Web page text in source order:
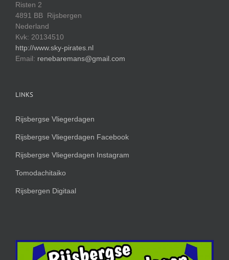
Risten 2
4891 BB Rijsbergen
Nederland
Kvk: 20134510
http://www.sky-pirates.nl
Email: renebaremans@gmail.com
LINKS
Rijsbergse Vliegerdagen
Rijsbergse Vliegerdagen Facebook
Rijsbergse Vliegerdagen Instagram
Tomodachitaiko
Rijsbergen Digitaal